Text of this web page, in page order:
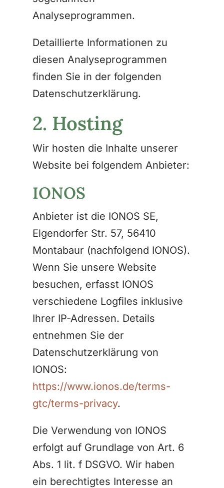
Analyseprogrammen.
Detaillierte Informationen zu
diesen Analyseprogrammen
finden Sie in der folgenden
Datenschutzerklärung.
2. Hosting
Wir hosten die Inhalte unserer
Website bei folgendem Anbieter:
IONOS
Anbieter ist die IONOS SE,
Elgendorfer Str. 57, 56410
Montabaur (nachfolgend IONOS).
Wenn Sie unsere Website
besuchen, erfasst IONOS
verschiedene Logfiles inklusive
Ihrer IP-Adressen. Details
entnehmen Sie der
Datenschutzerklärung von
IONOS:
https://www.ionos.de/terms-
gtc/terms-privacy.
Die Verwendung von IONOS
erfolgt auf Grundlage von Art. 6
Abs. 1 lit. f DSGVO. Wir haben
ein berechtigtes Interesse an